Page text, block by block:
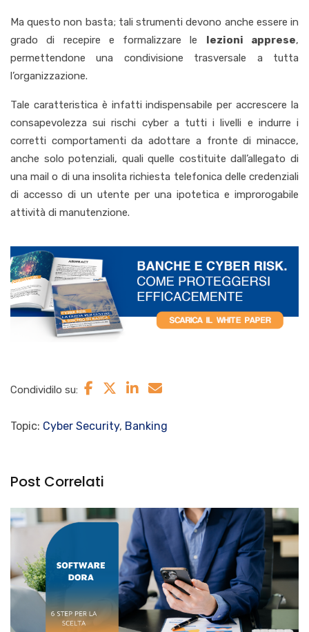
Ma questo non basta; tali strumenti devono anche essere in
grado di recepire e formalizzare le lezioni apprese,
permettendone una condivisione trasversale a tutta
l’organizzazione.
Tale caratteristica è infatti indispensabile per accrescere la
consapevolezza sui rischi cyber a tutti i livelli e indurre i
corretti comportamenti da adottare a fronte di minacce,
anche solo potenziali, quali quelle costituite dall’allegato di
una mail o di una insolita richiesta telefonica delle credenziali
di accesso di un utente per una ipotetica e improrogabile
attività di manutenzione.
Condividilo su:
Topic: Cyber Security, Banking
Post Correlati